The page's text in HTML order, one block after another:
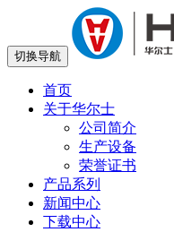
切换导航
首页
关于华尔士
公司简介
生产设备
荣誉证书
产品系列
新闻中心
下载中心